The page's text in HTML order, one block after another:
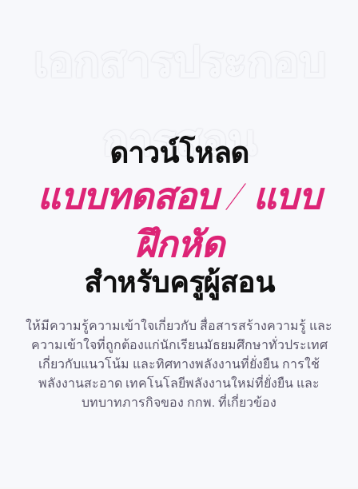
เอกสารประกอบ
การสอน
ดาวน์โหลด
แบบทดสอบ / แบบ
ฝึกหัด
สำหรับครูผู้สอน
ให้มีความรู้ความเข้าใจเกี่ยวกับ สื่อสารสร้างความรู้ และ
ความเข้าใจที่ถูกต้องแก่นักเรียนมัธยมศึกษาทั่วประเทศ
เกี่ยวกับแนวโน้ม และทิศทางพลังงานที่ยั่งยืน การใช้
พลังงานสะอาด เทคโนโลยีพลังงานใหม่ที่ยั่งยืน และ
บทบาทภารกิจของ กกพ. ที่เกี่ยวข้อง